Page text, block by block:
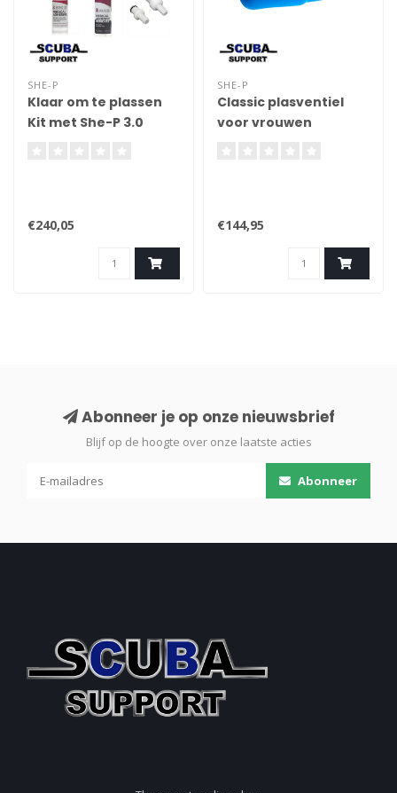
SHE-P
Klaar om te plassen
Kit met She-P 3.0
€240,05
SHE-P
Classic plasventiel
voor vrouwen
€144,95
Abonneer je op onze nieuwsbrief
Blijf op de hoogte over onze laatste acties
Abonneer